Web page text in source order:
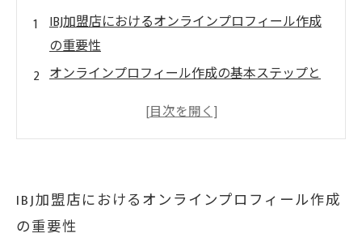
IBJ加盟店におけるオンラインプロフィール作成
の重要性
オンラインプロフィール作成の基本ステップと
管理術
オンラインプロフィール作成術で競争力を高め
IBJ加盟店におけるオンラインプロフィール作成
の重要性